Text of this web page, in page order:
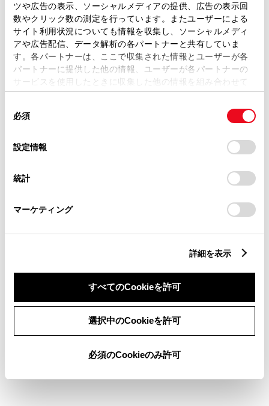
ツや広告の表示、ソーシャルメディアの提供、広告の表示回
数やクリック数の測定を行っています。またユーザーによる
サイト利用状況についても情報を収集し、ソーシャルメディ
アや広告配信、データ解析の各パートナーと共有していま
す。各パートナーは、ここで収集された情報とユーザーが各
パートナーに提供した他の情報、ユーザーが各パートナーの
サービスを使用したときに収集した他の情報を組み合わせて
使用することがあります。当ウェブサイトの使用を続行する
デバイスにすべてのCookie(クッキー)が保存されることに同
意したことになります。Cookie(クッキー)のオプトアウト、
設定の変更、同意を撤回したりするにあたっては、当社の
「Cookie（クッキー）情報の取り扱いについて
」をご覧くだ
必須
設定情報
統計
マーケティング
詳細を表示
すべてのCookieを許可
選択中のCookieを許可
必須のCookieのみ許可
ABS
横滑防止装置
キーレス
ETC
安全装置・運転サポート